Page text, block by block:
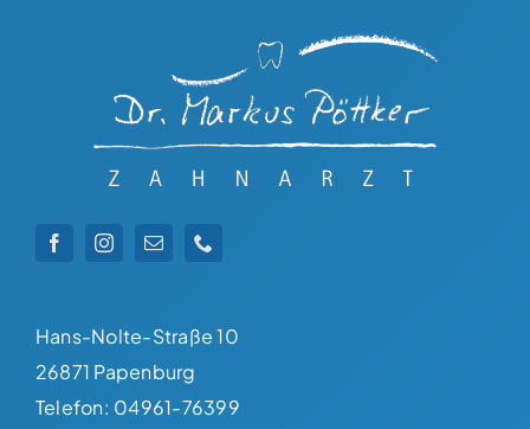
Hans-Nolte-Straße 10
26871 Papenburg
Telefon: 04961-76399